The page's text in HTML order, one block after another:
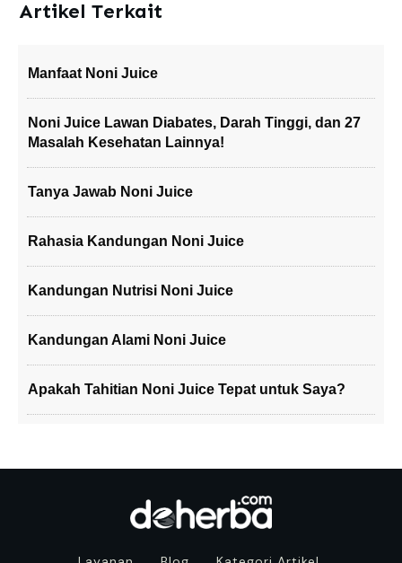
Artikel Terkait
Manfaat Noni Juice
Noni Juice Lawan Diabates, Darah Tinggi, dan 27
Masalah Kesehatan Lainnya!
Tanya Jawab Noni Juice
Rahasia Kandungan Noni Juice
Kandungan Nutrisi Noni Juice
Kandungan Alami Noni Juice
Apakah Tahitian Noni Juice Tepat untuk Saya?